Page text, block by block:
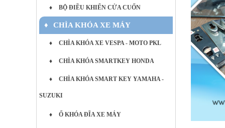
♦ BỘ ĐIỀU KHIỂN CỬA CUỐN
♦ CHÌA KHÓA XE MÁY
♦ CHÌA KHÓA XE VESPA - MOTO PKL
♦ CHÌA KHÓA SMARTKEY HONDA
♦ CHÌA KHÓA SMART KEY YAMAHA -
SUZUKI
♦ Ổ KHÓA ĐĨA XE MÁY